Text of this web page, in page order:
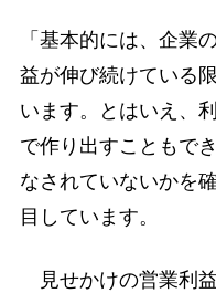
「基本的には、企業
益が伸び続けている
います。とはいえ、
で作り出すこともで
なされていないかを
目しています。
見せかけの営業利